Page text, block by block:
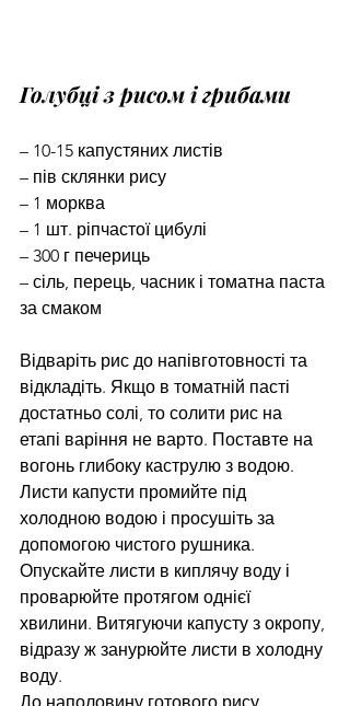
Голубці з рисом і грибами
– 10-15 капустяних листів
– пів склянки рису
– 1 морква
– 1 шт. ріпчастої цибулі
– 300 г печериць
– сіль, перець, часник і томатна паста
за смаком
Відваріть рис до напівготовності та
відкладіть. Якщо в томатній пасті
достатньо солі, то солити рис на
етапі варіння не варто. Поставте на
вогонь глибоку каструлю з водою.
Листи капусти промийте під
холодною водою і просушіть за
допомогою чистого рушника.
Опускайте листи в киплячу воду і
проварюйте протягом однієї
хвилини. Витягуючи капусту з окропу,
відразу ж занурюйте листи в холодну
воду.